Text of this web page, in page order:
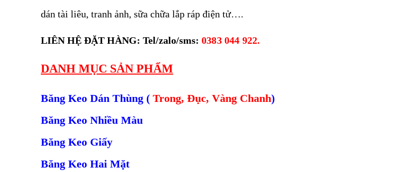
dán tài liêu, tranh ảnh, sữa chữa lắp ráp điện tử….
LIÊN HỆ ĐẶT HÀNG: Tel/zalo/sms: 0383 044 922.
DANH MỤC SẢN PHẨM
Băng Keo Dán Thùng ( Trong, Đục, Vàng Chanh)
Băng Keo Nhiều Màu
Băng Keo Giấy
Băng Keo Hai Mặt